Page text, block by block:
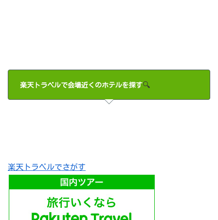
楽天トラベルで会場近くのホテルを探す🔍
楽天トラベルでさがす